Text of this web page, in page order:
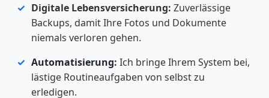
Digitale Lebensversicherung: Zuverlässige
Backups, damit Ihre Fotos und Dokumente
niemals verloren gehen.
Automatisierung: Ich bringe Ihrem System bei,
lästige Routineaufgaben von selbst zu
erledigen.